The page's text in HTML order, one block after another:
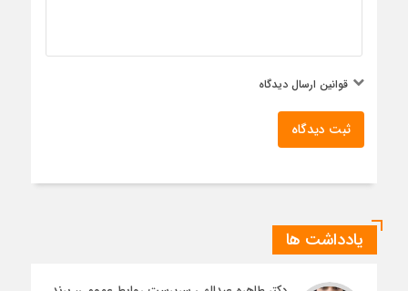
قوانین ارسال دیدگاه
ثبت دیدگاه
یادداشت ها